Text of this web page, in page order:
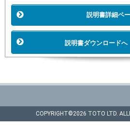
説明書詳細ペ
説明書ダウンロードへ
COPYRIGHT©2026 TOTO LTD.